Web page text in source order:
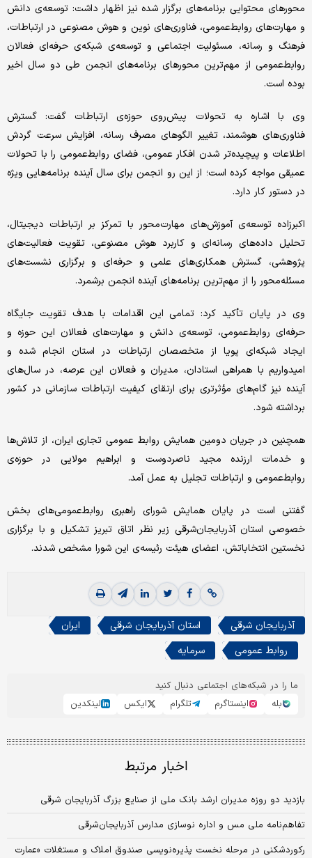
محورهای محتوایی برنامه‌های برگزار شده نیز اظهار داشت: توسعه‌ی دانش
و مهارت‌های روابط‌عمومی، فناوری‌های نوین و هوش مصنوعی در ارتباطات،
فرهنگ و رسانه، مسئولیت اجتماعی و توسعه‌ی شبکه‌ی حرفه‌ای فعالان
روابط‌عمومی از مهم‌ترین محورهای برنامه‌های انجمن طی دو سال اخیر
بوده است.
وی با اشاره به تحولات پیش‌روی حوزه‌ی ارتباطات گفت: گسترش
فناوری‌های هوشمند، تغییر الگوهای مصرف رسانه، افزایش سرعت گردش
اطلاعات و پیچیده‌تر شدن افکار عمومی، فضای روابط‌عمومی را با تحولات
عمیقی مواجه کرده است؛ از این رو انجمن برای سال آینده برنامه‌هایی ویژه
در دستور کار دارد.
اکبرزاده توسعه‌ی آموزش‌های مهارت‌محور با تمرکز بر ارتباطات دیجیتال،
تحلیل داده‌های رسانه‌ای و کاربرد هوش مصنوعی، تقویت فعالیت‌های
پژوهشی، گسترش همکاری‌های علمی و حرفه‌ای و برگزاری نشست‌های
مسئله‌محور را از مهم‌ترین برنامه‌های آینده انجمن برشمرد.
وی در پایان تأکید کرد: تمامی این اقدامات با هدف تقویت جایگاه
حرفه‌ای روابط‌عمومی، توسعه‌ی دانش و مهارت‌های فعالان این حوزه و
ایجاد شبکه‌ای پویا از متخصصان ارتباطات در استان انجام شده و
امیدواریم با همراهی استادان، مدیران و فعالان این عرصه، در سال‌های
آینده نیز گام‌های مؤثرتری برای ارتقای کیفیت ارتباطات سازمانی در کشور
برداشته شود.
همچنین در جریان دومین همایش روابط عمومی تجاری ایران، از تلاش‌ها
و خدمات ارزنده مجید ناصردوست و ابراهیم مولایی در حوزه‌ی
روابط‌عمومی و ارتباطات تجلیل به عمل آمد.
گفتنی است در پایان همایش شورای راهبری روابط‌عمومی‌های بخش
خصوصی استان آذربایجان‌شرقی زیر نظر اتاق تبریز تشکیل و با برگزاری
نخستین انتخاباتش، اعضای هیئت رئیسه‌ی این شورا مشخص شدند.
آذربایجان شرقی استان آذربایجان شرقی
ایران
روابط عمومی
سرمایه
ما را در شبکه‌های اجتماعی دنبال کنید
بله
اینستاگرم تلگرام ایکس لینکدین
اخبار مرتبط
بازدید دو روزه مدیران ارشد بانک ملی از صنایع بزرگ آذربایجان شرقی
تفاهم‌نامه ملی مس و اداره نوسازی مدارس آذربایجان‌شرقی
رکوردشکنی در مرحله نخست پذیره‌نویسی صندوق املاک و مستغلات «عمارت